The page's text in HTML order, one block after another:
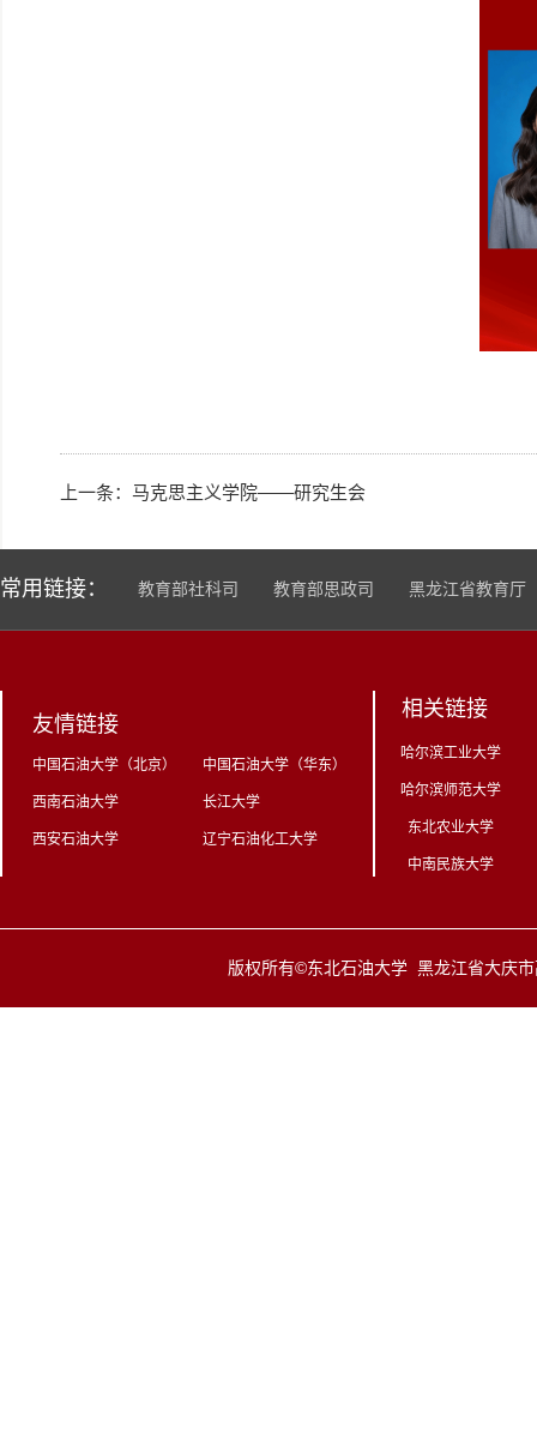
上一条： 马克思主义学院——研究生会
常用链接： 教育部社科司 教育部思政司 黑龙江省教育厅
友情链接
中国石油大学（北京） 中国石油大学（华东）
西南石油大学 长江大学
西安石油大学 辽宁石油化工大学
相关链接
哈尔滨工业大学
哈尔滨师范大学
东北农业大学
中南民族大学
版权所有©东北石油大学 黑龙江省大庆